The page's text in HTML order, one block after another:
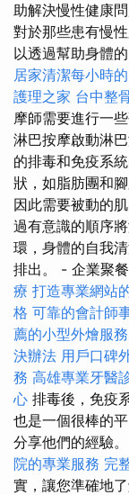
助解決慢性健康問
對於那些患有慢
以透過幫助身體
居家清潔每小時
護理之家 台中整
摩師需要進行一
淋巴按摩啟動淋
的排毒和免疫系
狀，如脂肪團和
因此需要被動的
過有意識的順序
環，身體的自我
排出。 - 企業聚餐
療 打造專業網站
格 可靠的會計師
薦的小型外燴服務
決辦法 用戶口碑
務 高雄專業牙醫
心 排毒後，免疫
也是一個很棒的
分享他們的經驗。
院的專業服務 完
實，讓您準確地